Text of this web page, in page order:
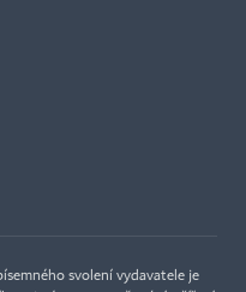
svolení vydavatele je